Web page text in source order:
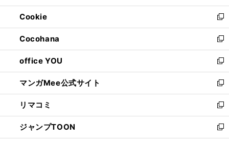
開
く
ウ
で
開
く
ン
ド
ウ
で
開
く
ウ
ィ
ン
ド
ウ
で
開
く
Cookie
新
し
い
ウ
ィ
ン
ド
ウ
で
開
く
Cocohana
新
し
い
ウ
ィ
ン
ド
ウ
で
開
office YOU
新
し
い
ウ
ィ
ン
ド
ウ
マンガMee公式サイト
新
し
い
ウ
ィ
ン
リマコミ
新
し
い
ウ
ジャンプTOON
新
し